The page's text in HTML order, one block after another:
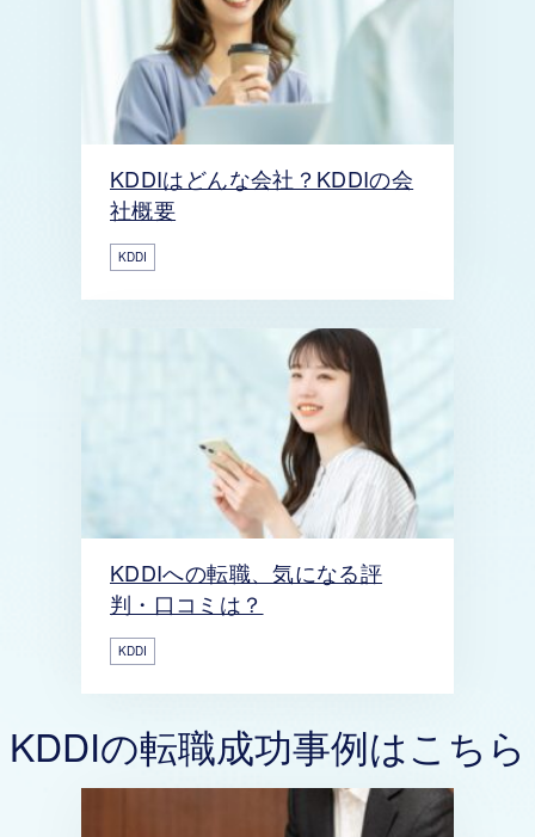
KDDIはどんな会社？KDDIの会
社概要
KDDI
KDDIへの転職、気になる評
判・口コミは？
KDDI
KDDIの転職成功事例はこちら